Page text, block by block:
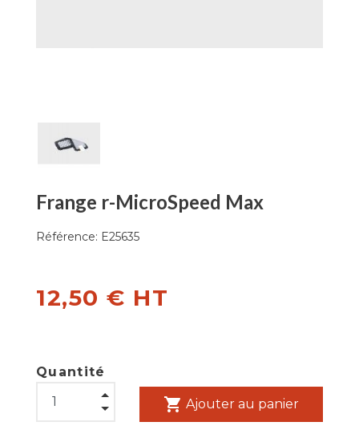
Frange r-MicroSpeed Max
Référence: E25635
12,50 € HT
Quantité
shopping_cart Ajouter au panier